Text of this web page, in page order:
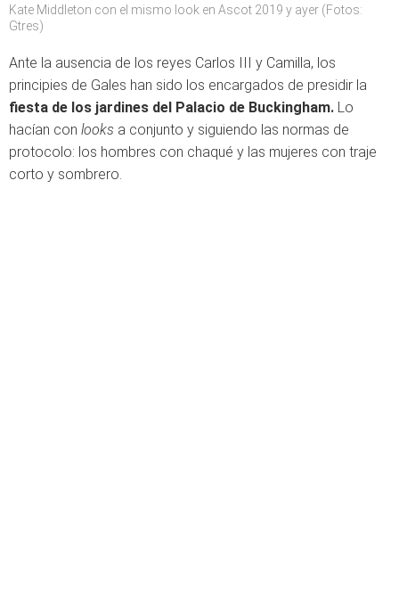
Kate Middleton con el mismo look en Ascot 2019 y ayer (Fotos:
Gtres)
Ante la ausencia de los reyes Carlos III y Camilla, los
principies de Gales han sido los encargados de presidir la
fiesta de los jardines del Palacio de Buckingham. Lo
hacían con looks a conjunto y siguiendo las normas de
protocolo: los hombres con chaqué y las mujeres con traje
corto y sombrero.